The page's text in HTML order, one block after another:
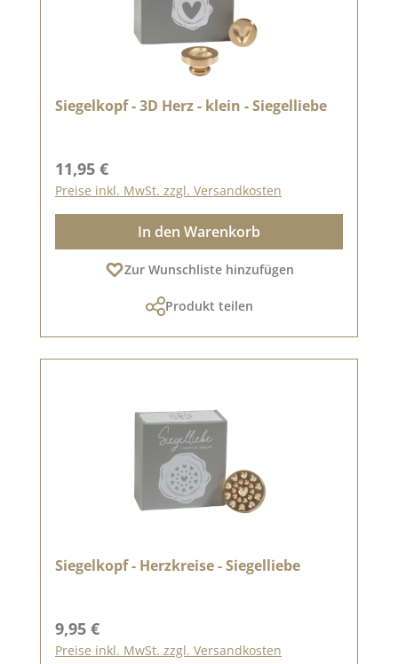
Siegelkopf - 3D Herz - klein - Siegelliebe
Regulärer Preis:
11,95 €
Preise inkl. MwSt. zzgl. Versandkosten
In den Warenkorb
Zur Wunschliste hinzufügen
Produkt teilen
Siegelkopf - Herzkreise - Siegelliebe
Regulärer Preis:
9,95 €
Preise inkl. MwSt. zzgl. Versandkosten